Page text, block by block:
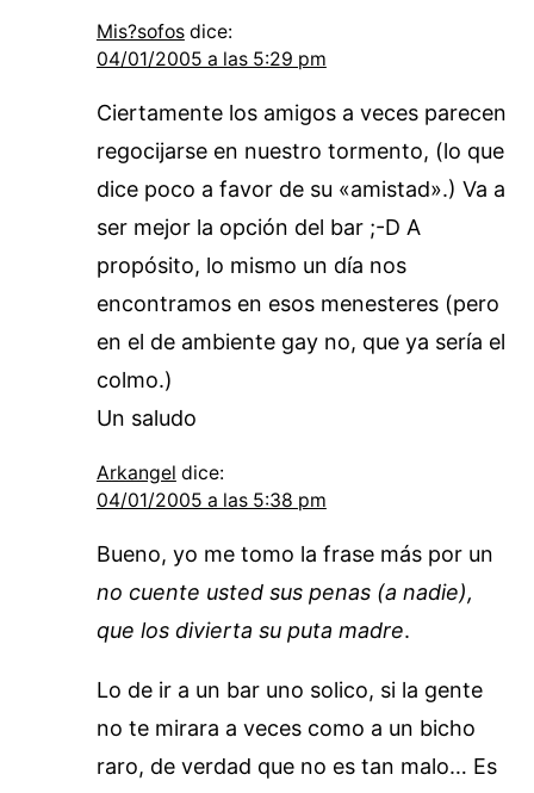
Mis?sofos dice:
04/01/2005 a las 5:29 pm
Ciertamente los amigos a veces parecen
regocijarse en nuestro tormento, (lo que
dice poco a favor de su «amistad».) Va a
ser mejor la opción del bar ;-D A
propósito, lo mismo un día nos
encontramos en esos menesteres (pero
en el de ambiente gay no, que ya sería el
colmo.)
Un saludo
Arkangel dice:
04/01/2005 a las 5:38 pm
Bueno, yo me tomo la frase más por un
no cuente usted sus penas (a nadie),
que los divierta su puta madre.
Lo de ir a un bar uno solico, si la gente
no te mirara a veces como a un bicho
raro, de verdad que no es tan malo… Es